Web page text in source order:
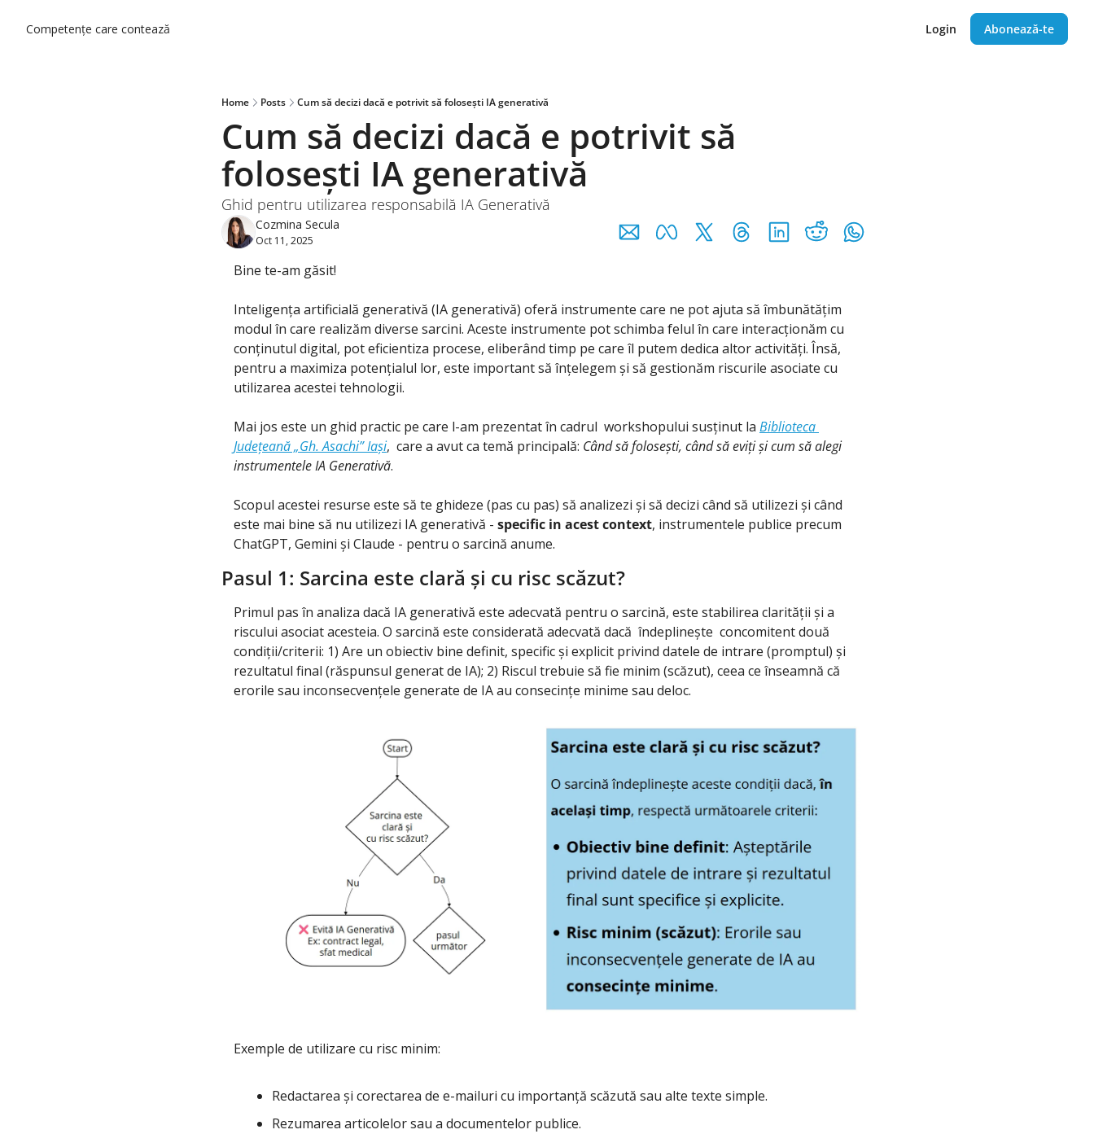
Competențe care contează Login Abonează-te
Home Posts Cum să decizi dacă e potrivit să folosești IA generativă
Cum să decizi dacă e potrivit să
folosești IA generativă
Ghid pentru utilizarea responsabilă IA Generativă
Cozmina Secula
Oct 11, 2025
Bine te-am găsit!
Inteligența artificială generativă (IA generativă) oferă instrumente care ne pot ajuta să îmbunătățim
modul în care realizăm diverse sarcini. Aceste instrumente pot schimba felul în care interacționăm cu
conținutul digital, pot eficientiza procese, eliberând timp pe care îl putem dedica altor activități. Însă,
pentru a maximiza potențialul lor, este important să înțelegem și să gestionăm riscurile asociate cu
utilizarea acestei tehnologii.
Mai jos este un ghid practic pe care l-am prezentat în cadrul  workshopului susținut la Biblioteca
Județeană „Gh. Asachi” Iași,  care a avut ca temă principală: Când să folosești, când să eviți și cum să alegi
instrumentele IA Generativă.
Scopul acestei resurse este să te ghideze (pas cu pas) să analizezi și să decizi când să utilizezi și când
este mai bine să nu utilizezi IA generativă - specific in acest context, instrumentele publice precum
ChatGPT, Gemini și Claude - pentru o sarcină anume.
Pasul 1: Sarcina este clară și cu risc scăzut?
Primul pas în analiza dacă IA generativă este adecvată pentru o sarcină, este stabilirea clarității și a
riscului asociat acesteia. O sarcină este considerată adecvată dacă  îndeplinește  concomitent două
condiții/criterii: 1) Are un obiectiv bine definit, specific și explicit privind datele de intrare (promptul) și
rezultatul final (răspunsul generat de IA); 2) Riscul trebuie să fie minim (scăzut), ceea ce înseamnă că
erorile sau inconsecvențele generate de IA au consecințe minime sau deloc.
Exemple de utilizare cu risc minim:
Redactarea și corectarea de e-mailuri cu importanță scăzută sau alte texte simple.
Rezumarea articolelor sau a documentelor publice.